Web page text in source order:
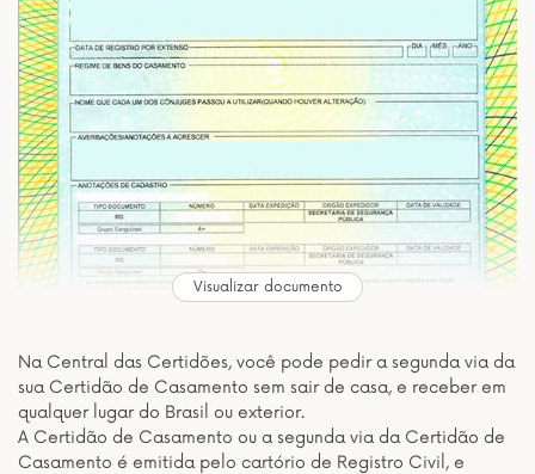
Visualizar documento
Na Central das Certidões, você pode pedir a segunda via da
sua Certidão de Casamento sem sair de casa, e receber em
qualquer lugar do Brasil ou exterior.
A Certidão de Casamento ou a segunda via da Certidão de
Casamento é emitida pelo cartório de Registro Civil, e